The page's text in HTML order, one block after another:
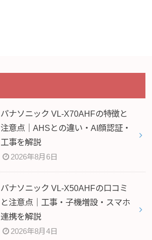
パナソニック VL-X70AHFの特徴と
注意点｜AHSとの違い・AI顔認証・
工事を解説
2026年8月6日
パナソニック VL-X50AHFの口コミ
と注意点｜工事・子機増設・スマホ
連携を解説
2026年8月4日